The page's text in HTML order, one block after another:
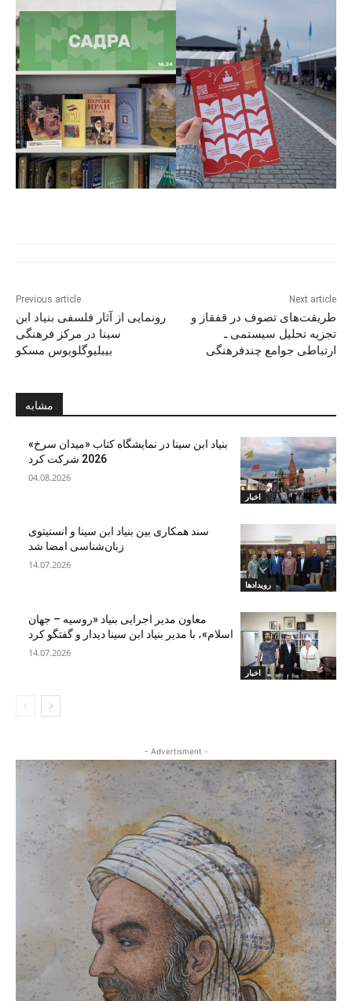
Previous article
رونمایی از آثار فلسفی بنیاد ابن
سینا در مرکز فرهنگی
بیبلیوگلوبوس مسکو
Next article
طریقت‌های تصوف در قفقاز و
تجزیه تحلیل سیستمی ـ
ارتباطی جوامع چندفرهنگی
مشابه
اخبار
بنیاد ابن‌ سینا در نمایشگاه کتاب «میدان سرخ»
2026 شرکت کرد
04.08.2026
رویدادها
سند همکاری بین بنیاد ابن‌ سینا و انستیتوی
زبان‌شناسی امضا شد
14.07.2026
اخبار
معاون مدیر اجرایی بنیاد «روسیه – جهان
اسلام»، با مدیر بنیاد ابن سینا دیدار و گفتگو کرد
14.07.2026
- Advertisment -